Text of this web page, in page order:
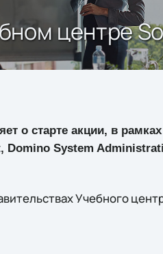
центре
о старте акции, в
Domino System
Учебного